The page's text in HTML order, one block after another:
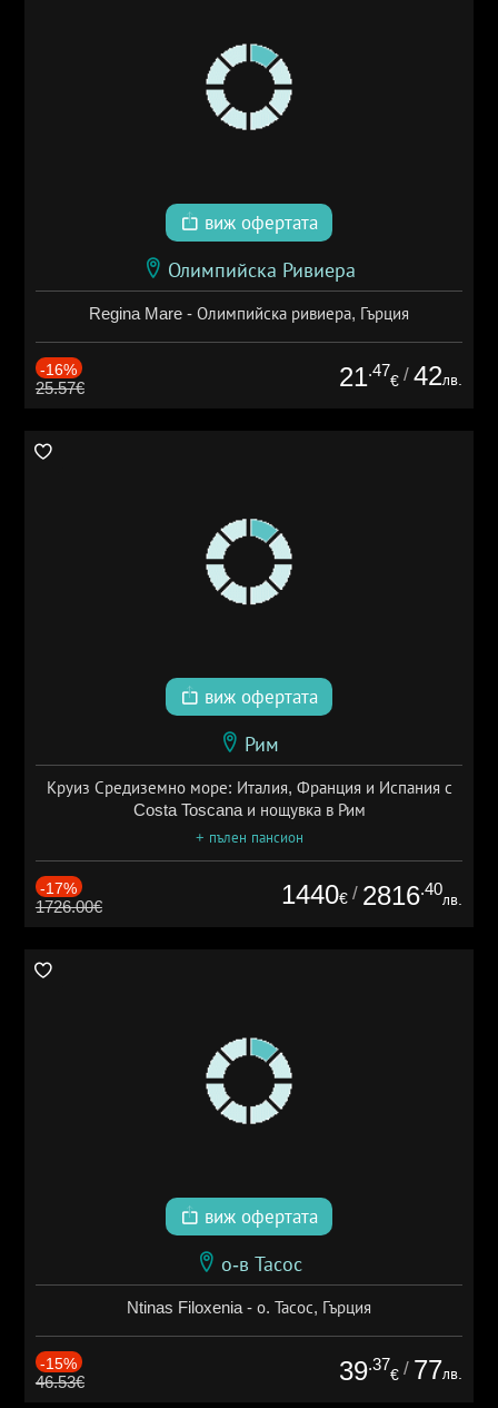
виж офертата
Олимпийска Ривиера
Regina Mare - Олимпийска ривиера, Гърция
-16%
25.57€ 21.47
€ / 42лв.
виж офертата
Рим
Круиз Средиземно море: Италия, Франция и Испания с
Costa Toscana и нощувка в Рим
+ пълен пансион
-17%
1726.00€ 1440€ / 2816.40
лв.
виж офертата
о-в Тасос
Ntinas Filoxenia - о. Тасос, Гърция
-15%
46.53€ 39.37
€ / 77лв.